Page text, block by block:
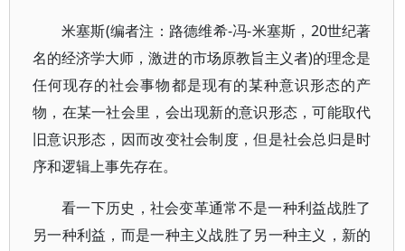
米塞斯(编者注：路德维希-冯-米塞斯，20世纪著
名的经济学大师，激进的市场原教旨主义者)的理念是
任何现存的社会事物都是现有的某种意识形态的产
物，在某一社会里，会出现新的意识形态，可能取代
旧意识形态，因而改变社会制度，但是社会总归是时
序和逻辑上事先存在。
看一下历史，社会变革通常不是一种利益战胜了
另一种利益，而是一种主义战胜了另一种主义，新的